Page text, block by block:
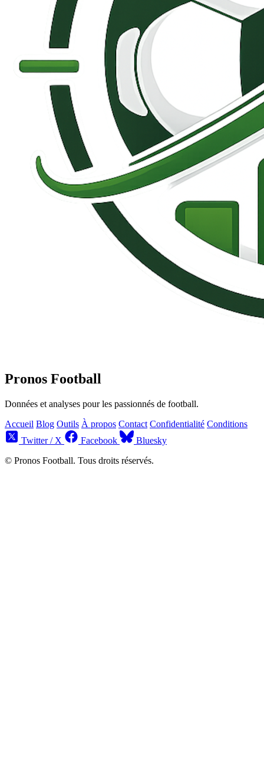
Pronos Football
Données et analyses pour les passionnés de football.
Accueil Blog Outils À propos Contact Confidentialité Conditions
Twitter / X
Facebook
Bluesky
© Pronos Football. Tous droits réservés.